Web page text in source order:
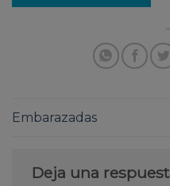
Embarazadas
Deja una